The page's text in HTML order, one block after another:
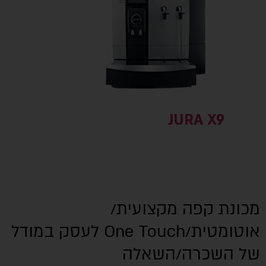
JURA X9
מכונת קפה מקצועית/
אוטומטית/One Touch לעסק במודל
של השכרה/השאלה